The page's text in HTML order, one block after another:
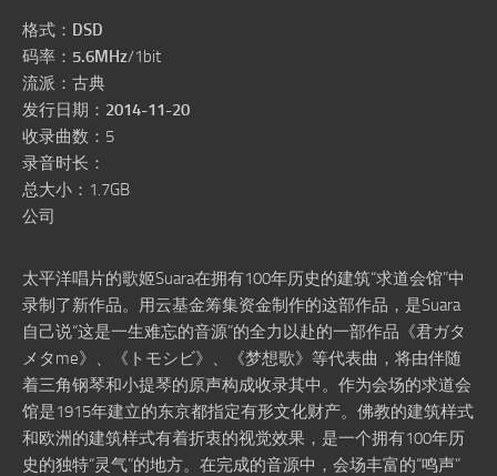
格式： DSD
码率： 5.6MHz/1bit
流派：古典
发行日期： 2014-11-20
收录曲数：5
录音时长：
总大小：1.7GB
公司
太平洋唱片的歌姬Suara在拥有100年历史的建筑“求道会馆”中
录制了新作品。用云基金筹集资金制作的这部作品，是Suara
自己说“这是一生难忘的音源”的全力以赴的一部作品《君ガタ
メタme》、《トモシビ》、《梦想歌》等代表曲，将由伴随
着三角钢琴和小提琴的原声构成收录其中。作为会场的求道会
馆是1915年建立的东京都指定有形文化财产。佛教的建筑样式
和欧洲的建筑样式有着折衷的视觉效果，是一个拥有100年历
史的独特“灵气”的地方。在完成的音源中，会场丰富的“鸣声”